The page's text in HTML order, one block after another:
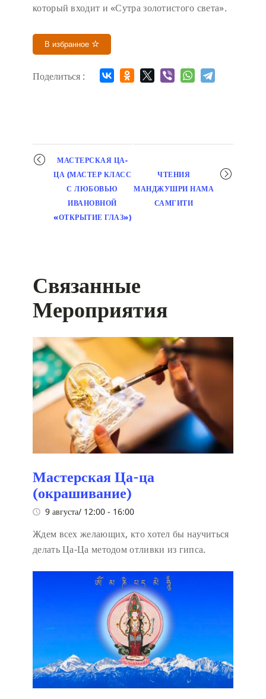
который входит и «Сутра золотистого света».
В избранное
Поделиться :
Мероприятие
навигация
МАСТЕРСКАЯ ЦА-
ЦА (МАСТЕР КЛАСС
С ЛЮБОВЬЮ
ИВАНОВНОЙ
«ОТКРЫТИЕ ГЛАЗ»)
ЧТЕНИЯ
МАНДЖУШРИ НАМА
САМГИТИ
Связанные
Мероприятия
Мастерская Ца-ца
(окрашивание)
9 августа/ 12:00 - 16:00
Ждем всех желающих, кто хотел бы научиться
делать Ца-Ца методом отливки из гипса.